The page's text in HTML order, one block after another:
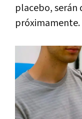
placebo, serán
próximamente.